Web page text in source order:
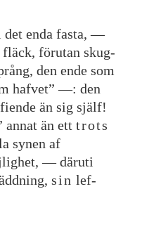
det enda fasta, —
fläck, förutan skug-
, den ende som
hafvet” —: den
fiende än sig själf!
annat än ett trots
synen af
, — däruti
, sin lef-